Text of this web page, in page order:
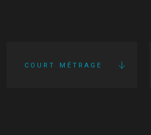
COURT MÉTRAGE